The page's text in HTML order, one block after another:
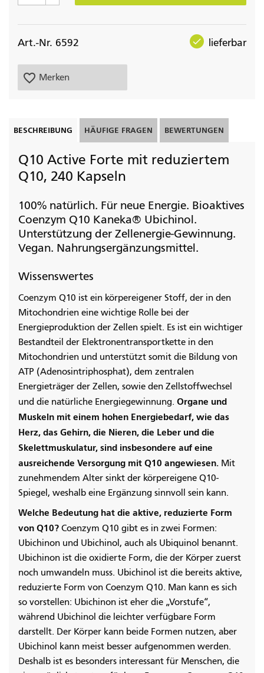
Art.-Nr. 6592 check lieferbar
favorite_border Merken
BESCHREIBUNG HÄUFIGE FRAGEN BEWERTUNGEN
Q10 Active Forte mit reduziertem
Q10, 240 Kapseln
100% natürlich. Für neue Energie. Bioaktives
Coenzym Q10 Kaneka® Ubichinol.
Unterstützung der Zellenergie-Gewinnung.
Vegan. Nahrungsergänzungsmittel.
Wissenswertes
Coenzym Q10 ist ein körpereigener Stoff, der in den
Mitochondrien eine wichtige Rolle bei der
Energieproduktion der Zellen spielt. Es ist ein wichtiger
Bestandteil der Elektronentransportkette in den
Mitochondrien und unterstützt somit die Bildung von
ATP (Adenosintriphosphat), dem zentralen
Energieträger der Zellen, sowie den Zellstoffwechsel
und die natürliche Energiegewinnung. Organe und
Muskeln mit einem hohen Energiebedarf, wie das
Herz, das Gehirn, die Nieren, die Leber und die
Skelettmuskulatur, sind insbesondere auf eine
ausreichende Versorgung mit Q10 angewiesen. Mit
zunehmendem Alter sinkt der körpereigene Q10-
Spiegel, weshalb eine Ergänzung sinnvoll sein kann.
Welche Bedeutung hat die aktive, reduzierte Form
von Q10? Coenzym Q10 gibt es in zwei Formen:
Ubichinon und Ubichinol, auch als Ubiquinol benannt.
Ubichinon ist die oxidierte Form, die der Körper zuerst
noch umwandeln muss. Ubichinol ist die bereits aktive,
reduzierte Form von Coenzym Q10. Man kann es sich
so vorstellen: Ubichinon ist eher die „Vorstufe“,
während Ubichinol die leichter verfügbare Form
darstellt. Der Körper kann beide Formen nutzen, aber
Ubichinol kann meist besser aufgenommen werden.
Deshalb ist es besonders interessant für Menschen, die